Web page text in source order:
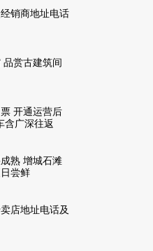
销商地址电话
赏古建筑间
开通运营后
含广深往返
熟 增城石滩
尝鲜
店地址电话及